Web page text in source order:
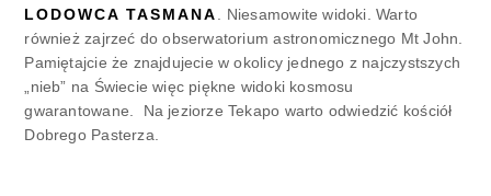
LODOWCA TASMANA
. Niesamowite widoki. Warto
również zajrzeć do obserwatorium astronomicznego Mt John.
Pamiętajcie że znajdujecie w okolicy jednego z najczystszych
„nieb” na Świecie więc piękne widoki kosmosu
gwarantowane. Na jeziorze Tekapo warto odwiedzić kościół
Dobrego Pasterza.